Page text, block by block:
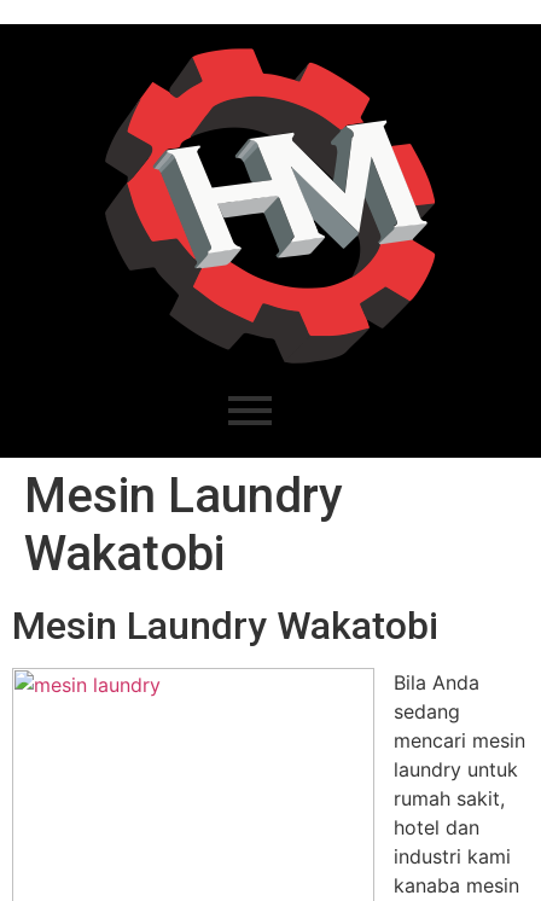
Mesin Laundry
Wakatobi
Mesin Laundry Wakatobi
Bila Anda
sedang
mencari mesin
laundry untuk
rumah sakit,
hotel dan
industri kami
kanaba mesin